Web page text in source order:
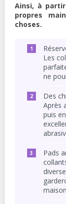
Ainsi, à
propres
choses.
Les
ne
Des
Après
puis
Pads